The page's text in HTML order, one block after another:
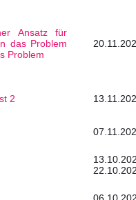
Ansatz für
das Problem
Problem
2